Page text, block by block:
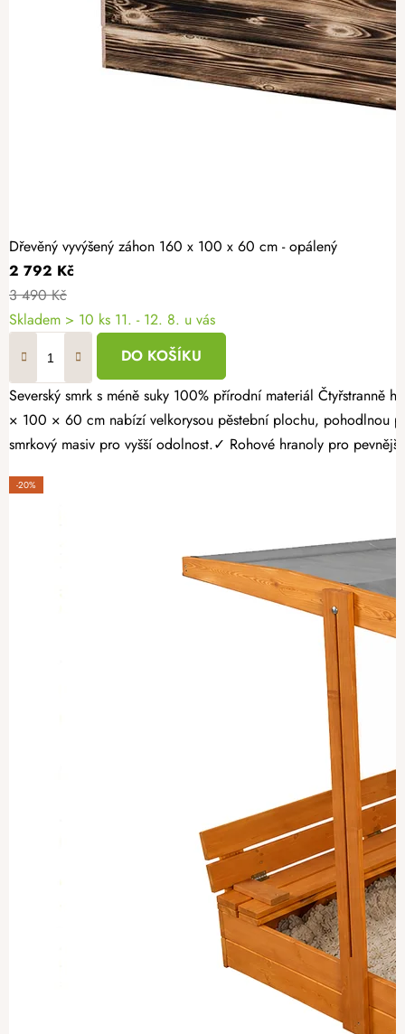
Dřevěný vyvýšený záhon 160 x 100 x 60 cm - opálený
2 792 Kč
3 490 Kč
Skladem > 10 ks 11. - 12. 8. u vás
DO KOŠÍKU
Severský smrk s méně suky 100% přírodní materiál Čtyřstranně hoblovaný masiv Proměňte svou zahradu v místo plné čerstvé zeleniny, voňavých bylinek a sladkých jahod. Opálený dřevěný vyvýšený záhon 160
× 100 × 60 cm nabízí velkorysou pěstební plochu, pohodlnou
smrkový masiv pro vyšší odolnost.✓ Rohové hranoly pro
-20%